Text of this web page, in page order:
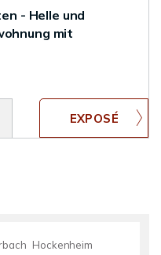
- Helle und
mit
Hockenheim